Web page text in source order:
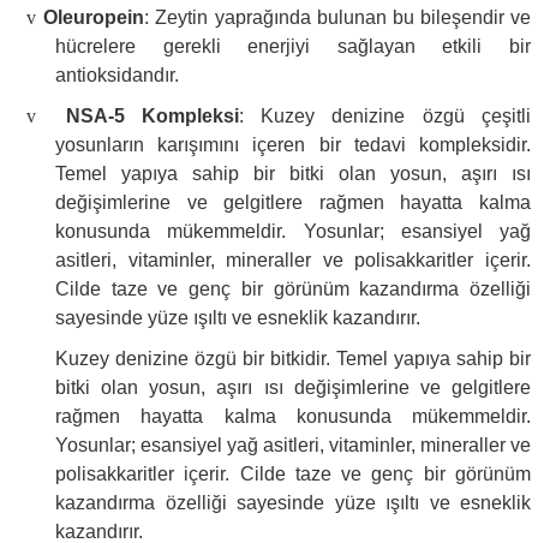
v Oleuropein: Zeytin yaprağında bulunan bu bileşendir ve
hücrelere gerekli enerjiyi sağlayan etkili bir
antioksidandır.
v
NSA-5 Kompleksi: Kuzey denizine özgü çeşitli
yosunların karışımını içeren bir tedavi kompleksidir.
Temel yapıya sahip bir bitki olan yosun, aşırı ısı
değişimlerine ve gelgitlere rağmen hayatta kalma
konusunda mükemmeldir. Yosunlar; esansiyel yağ
asitleri, vitaminler, mineraller ve polisakkaritler içerir.
Cilde taze ve genç bir görünüm kazandırma özelliği
sayesinde yüze ışıltı ve esneklik kazandırır.
Kuzey denizine özgü bir bitkidir. Temel yapıya sahip bir
bitki olan yosun, aşırı ısı değişimlerine ve gelgitlere
rağmen hayatta kalma konusunda mükemmeldir.
Yosunlar; esansiyel yağ asitleri, vitaminler, mineraller ve
polisakkaritler içerir. Cilde taze ve genç bir görünüm
kazandırma özelliği sayesinde yüze ışıltı ve esneklik
kazandırır.